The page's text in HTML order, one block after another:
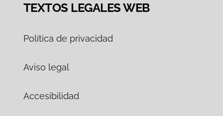
TEXTOS LEGALES WEB
Política de privacidad
Aviso legal
Accesibilidad